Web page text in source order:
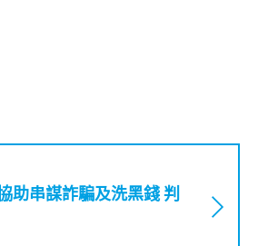
串謀詐騙及洗黑錢 判